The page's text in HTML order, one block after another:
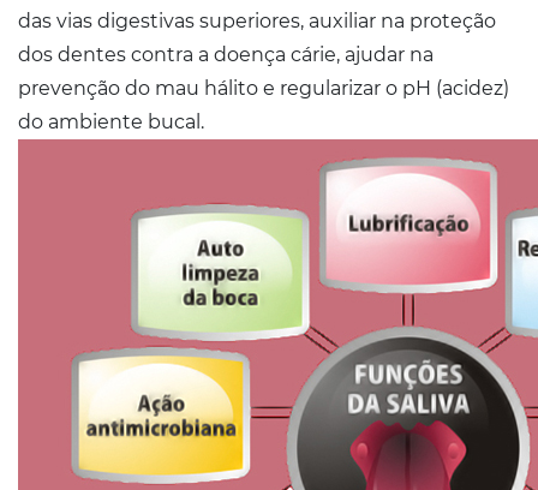
das vias digestivas superiores, auxiliar na proteção
dos dentes contra a doença cárie, ajudar na
prevenção do mau hálito e regularizar o pH (acidez)
do ambiente bucal.